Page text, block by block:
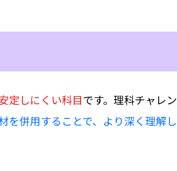
定しにくい科目です。理科チャレン
を併用することで、より深く理解し